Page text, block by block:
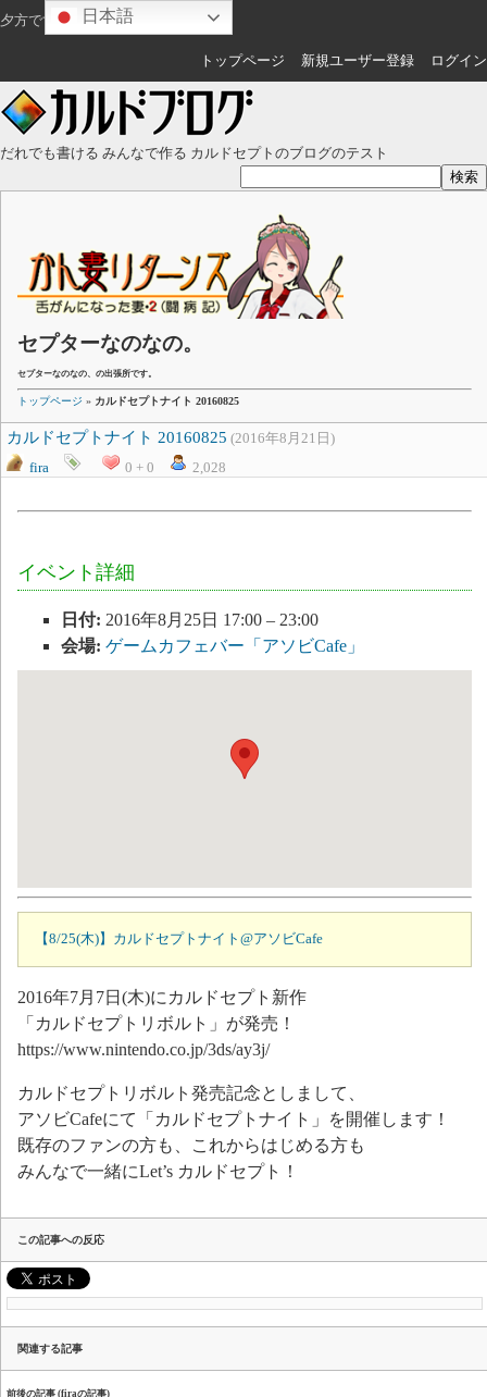
夕方ですね ゲスト さん
トップページ 新規ユーザー登録 ログイン
だれでも書ける みんなで作る カルドセプトのブログのテスト
セプターなのなの。
セプターなのなの、の出張所です。
トップページ » カルドセプトナイト 20160825
カルドセプトナイト 20160825 (2016年8月21日)
fira
0 + 0 2,028
イベント詳細
日付: 2016年8月25日 17:00 – 23:00
会場: ゲームカフェバー「アソビCafe」
【8/25(木)】カルドセプトナイト@アソビCafe
2016年7月7日(木)にカルドセプト新作
「カルドセプトリボルト」が発売！
https://www.nintendo.co.jp/3ds/ay3j/
カルドセプトリボルト発売記念としまして、
アソビCafeにて「カルドセプトナイト」を開催します！
既存のファンの方も、これからはじめる方も
みんなで一緒にLet’s カルドセプト！
この記事への反応
関連する記事
前後の記事 (firaの記事)
日本語